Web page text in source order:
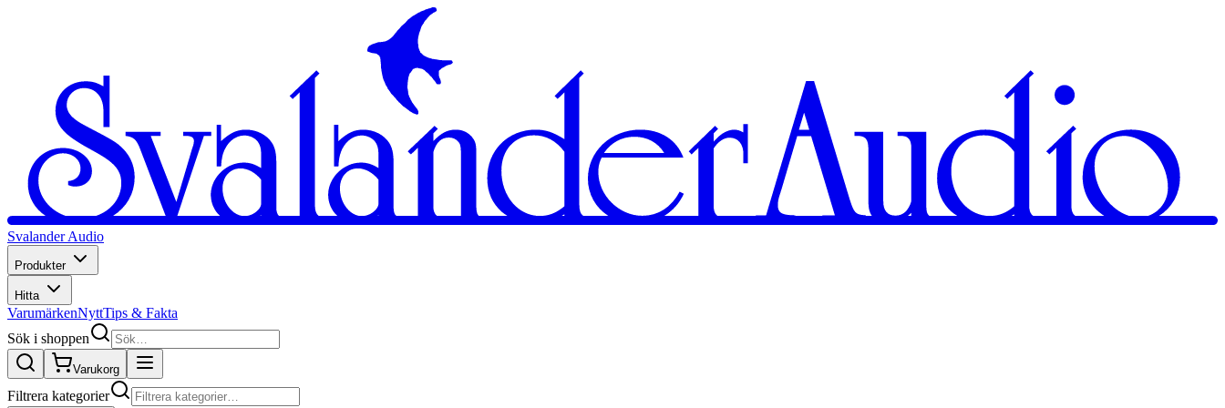
Svalander Audio
Produkter
Hitta
VarumärkenNyttTips & Fakta
Sök i shoppen
Varukorg
Filtrera kategorier